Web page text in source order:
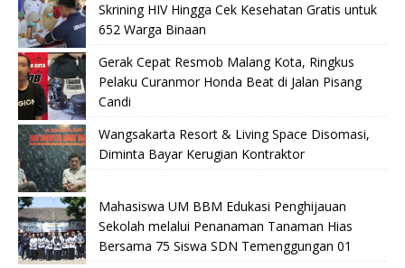
Skrining HIV Hingga Cek Kesehatan Gratis untuk
652 Warga Binaan
Gerak Cepat Resmob Malang Kota, Ringkus
Pelaku Curanmor Honda Beat di Jalan Pisang
Candi
Wangsakarta Resort & Living Space Disomasi,
Diminta Bayar Kerugian Kontraktor
Mahasiswa UM BBM Edukasi Penghijauan
Sekolah melalui Penanaman Tanaman Hias
Bersama 75 Siswa SDN Temenggungan 01